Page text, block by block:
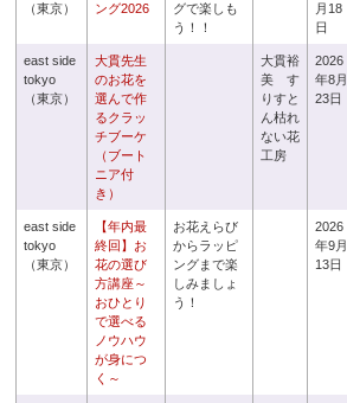
（東京）
ング2026
グで楽しも
う！！
月18
日
east side
tokyo
（東京）
大貫先生
のお花を
選んで作
るクラッ
チブーケ
（ブート
ニア付
き）
大貫裕
美 す
りすと
ん枯れ
ない花
工房
2026
年8月
23日
east side
tokyo
（東京）
【年内最
終回】お
花の選び
方講座～
おひとり
で選べる
ノウハウ
が身につ
く～
お花えらび
からラッピ
ングまで楽
しみましょ
う！
2026
年9月
13日